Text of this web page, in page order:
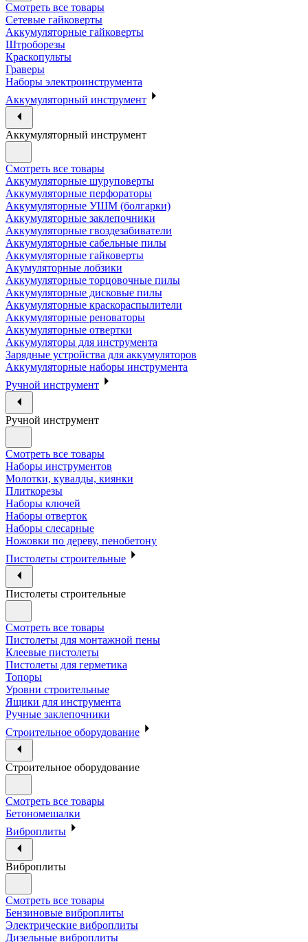
Смотреть все товары
Сетевые гайковерты
Аккумуляторные гайковерты
Штроборезы
Краскопульты
Граверы
Наборы электроинструмента
Аккумуляторный инструмент
Аккумуляторный инструмент
Смотреть все товары
Аккумуляторные шуруповерты
Аккумуляторные перфораторы
Аккумуляторные УШМ (болгарки)
Аккумуляторные заклепочники
Аккумуляторные гвоздезабиватели
Аккумуляторные сабельные пилы
Аккумуляторные гайковерты
Акумуляторные лобзики
Аккумуляторные торцовочные пилы
Аккумуляторные дисковые пилы
Аккумуляторные краскораспылители
Аккумуляторные реноваторы
Аккумуляторные отвертки
Аккумуляторы для инструмента
Зарядные устройства для аккумуляторов
Аккумуляторные наборы инструмента
Ручной инструмент
Ручной инструмент
Смотреть все товары
Наборы инструментов
Молотки, кувалды, киянки
Плиткорезы
Наборы ключей
Наборы отверток
Наборы слесарные
Ножовки по дереву, пенобетону
Пистолеты строительные
Пистолеты строительные
Смотреть все товары
Пистолеты для монтажной пены
Клеевые пистолеты
Пистолеты для герметика
Топоры
Уровни строительные
Ящики для инструмента
Ручные заклепочники
Строительное оборудование
Строительное оборудование
Смотреть все товары
Бетономешалки
Виброплиты
Виброплиты
Смотреть все товары
Бензиновые виброплиты
Электрические виброплиты
Дизельные виброплиты